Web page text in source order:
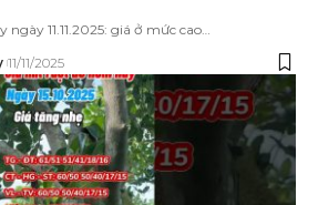
11.11.2025: giá ở mức cao…
11/11/2025